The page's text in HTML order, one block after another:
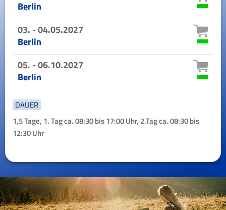
Berlin
03. - 04.05.2027
Berlin
05. - 06.10.2027
Berlin
DAUER
1,5 Tage, 1. Tag ca. 08:30 bis 17:00 Uhr, 2.Tag ca. 08:30 bis
12:30 Uhr